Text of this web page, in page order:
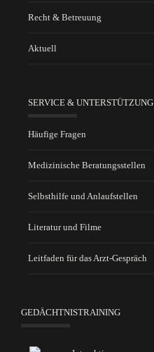
Recht & Betreuung
Aktuell
SERVICE & UNTERSTÜTZUNG
Häufige Fragen
Medizinische Beratungsstellen
Selbsthilfe und Anlaufstellen
Literatur und Filme
Leitfaden für das Arzt-Gespräch
GEDÄCHTNISTRAINING